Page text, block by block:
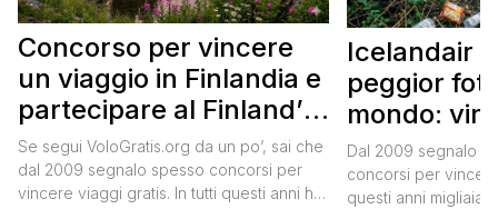
Concorso per vincere
un viaggio in Finlandia e
partecipare al Finland’s
Official Tasting
Se segui VoloGratis.org da un po’, sai che
dal 2009 segnalo spesso concorsi per
vincere viaggi gratis. In tutti questi anni ho
Icelandair
peggior
mondo:
in Islanda
dollari
Dal 2009 segnalo
concorsi per
questi anni migliaia